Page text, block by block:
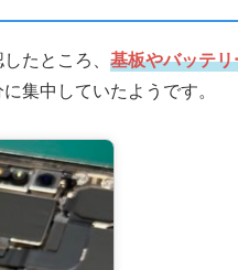
たところ、 基板やバッテ
集中していたようです。